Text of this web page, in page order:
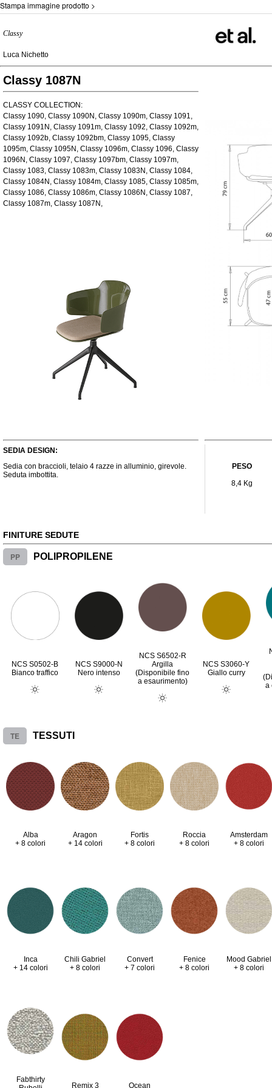
Stampa immagine prodotto >
Classy
Luca Nichetto
Classy 1087N
CLASSY COLLECTION:
Classy 1090, Classy 1090N, Classy 1090m, Classy 1091,
Classy 1091N, Classy 1091m, Classy 1092, Classy 1092m,
Classy 1092b, Classy 1092bm, Classy 1095, Classy
1095m, Classy 1095N, Classy 1096m, Classy 1096, Classy
1096N, Classy 1097, Classy 1097bm, Classy 1097m,
Classy 1083, Classy 1083m, Classy 1083N, Classy 1084,
Classy 1084N, Classy 1084m, Classy 1085, Classy 1085m,
Classy 1086, Classy 1086m, Classy 1086N, Classy 1087,
Classy 1087m, Classy 1087N,
SEDIA DESIGN:
Sedia con braccioli, telaio 4 razze in alluminio, girevole.
Seduta imbottita.
PESO
8,4 Kg
FINITURE SEDUTE
PP POLIPROPILENE
NCS S0502-B
Bianco traffico
NCS S9000-N
Nero intenso
NCS S6502-R
Argilla
(Disponibile fino
a esaurimento)
NCS S3060-Y
Giallo curry
a
TE TESSUTI
Alba
+ 8 colori
Aragon
+ 14 colori
Fortis
+ 8 colori
Roccia
+ 8 colori
Amsterdam
+ 8 colori
Inca
+ 14 colori
Chili Gabriel
+ 8 colori
Convert
+ 7 colori
Fenice
+ 8 colori
Mood Gabriel
+ 8 colori
Fabthirty
Remix 3 Ocean